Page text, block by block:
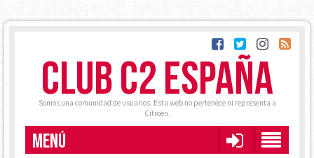
CLUB C2 ESPAÑA
Somos una comunidad de usuarios. Esta web no pertenece ni representa a
Citroën.
MENÚ